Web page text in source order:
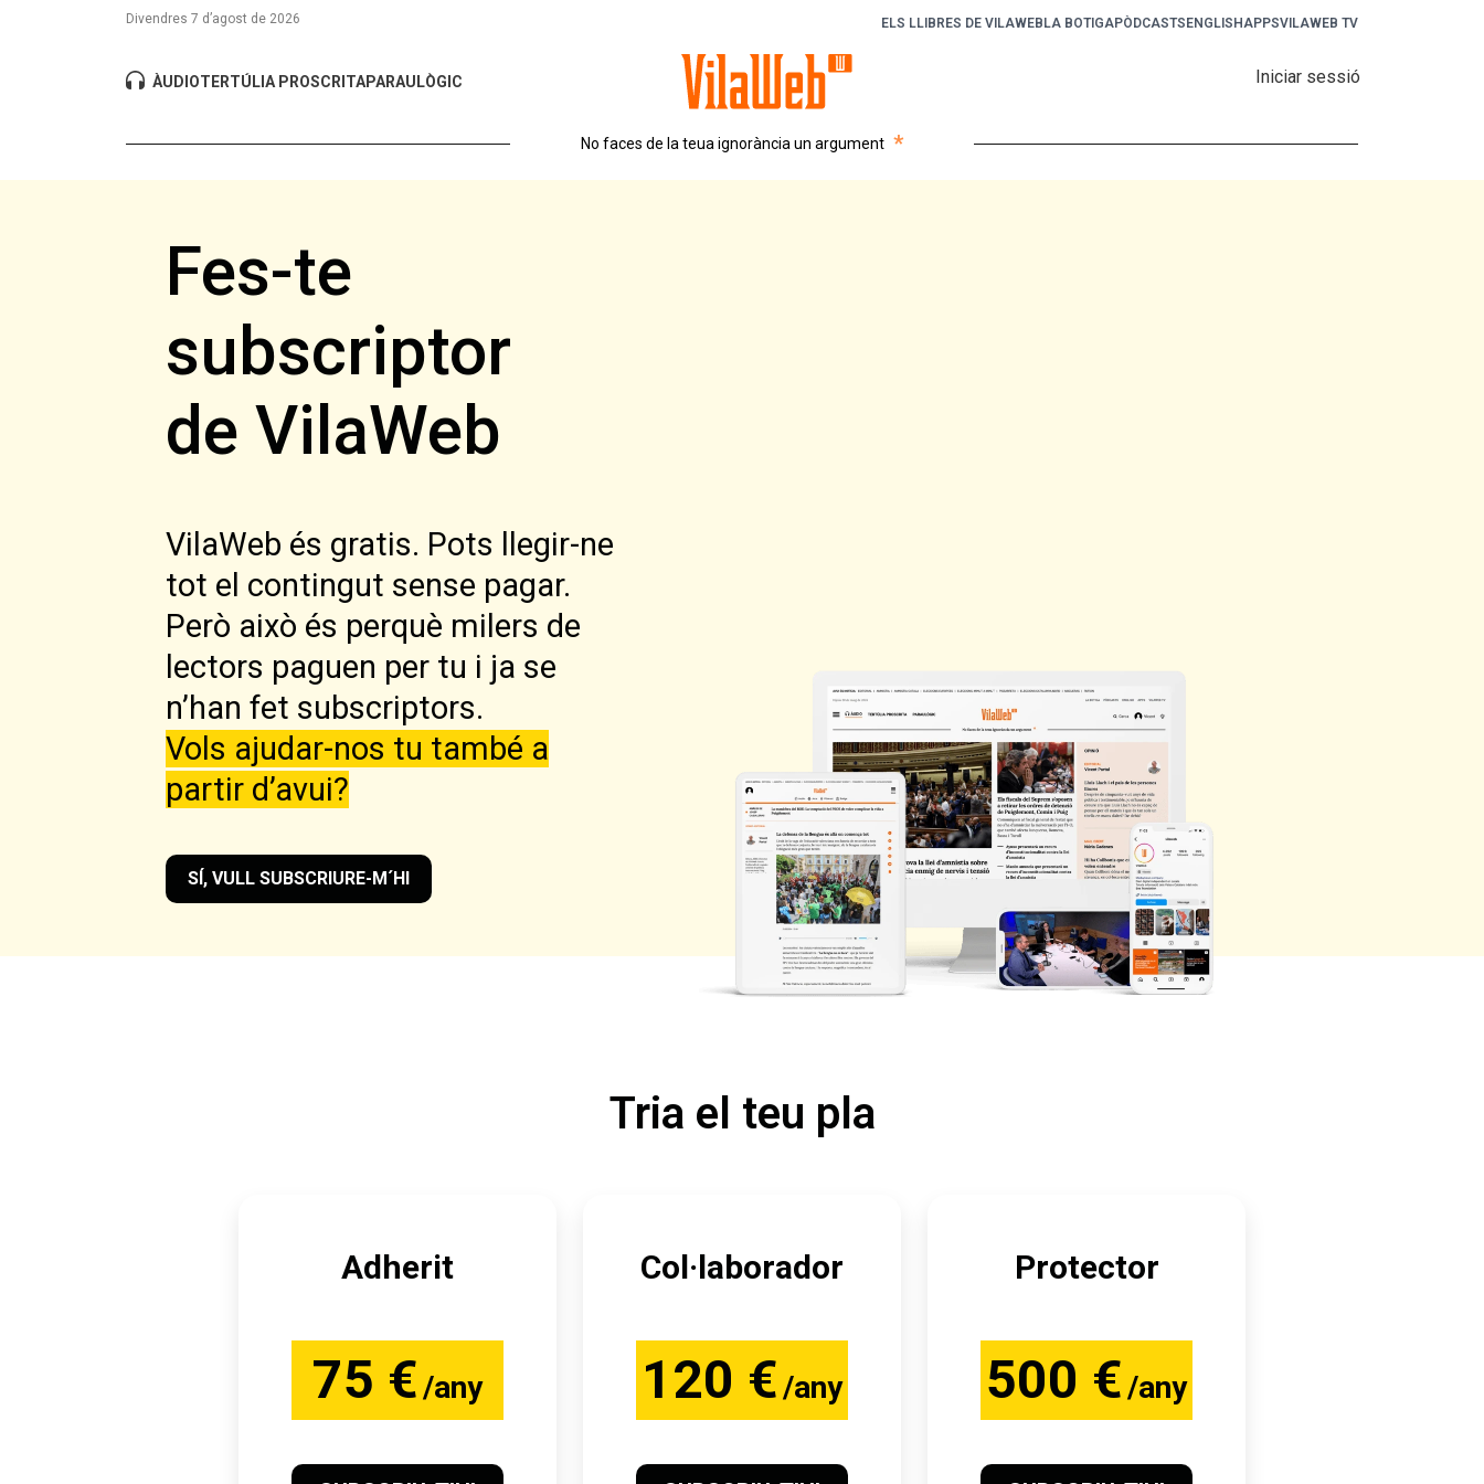
Divendres 7 d’agost de 2026 ELS LLIBRES DE VILAWEB LA BOTIGAPÒDCASTS ENGLISHAPPSVILAWEB TV
ÀUDIOTERTÚLIA PROSCRITAPARAULÒGIC
No faces de la teua ignorància un argument *
Iniciar sessió
Fes-te
subscriptor
de VilaWeb
VilaWeb és gratis. Pots llegir-ne
tot el contingut sense pagar.
Però això és perquè milers de
lectors paguen per tu i ja se
n’han fet subscriptors.
Vols ajudar-nos tu també a
partir d’avui?
SÍ, VULL SUBSCRIURE-M´HI
Tria el teu pla
Adherit
75 €/any
Col·laborador
120 €/any
Protector
500 €/any